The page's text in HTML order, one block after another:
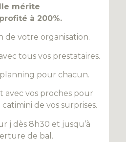
mérite
à 200%.
de votre organisation.
tous vos prestataires.
pour chacun.
avec vos proches pour
catimini de vos surprises.
j dès 8h30 et jusqu’à
de bal.